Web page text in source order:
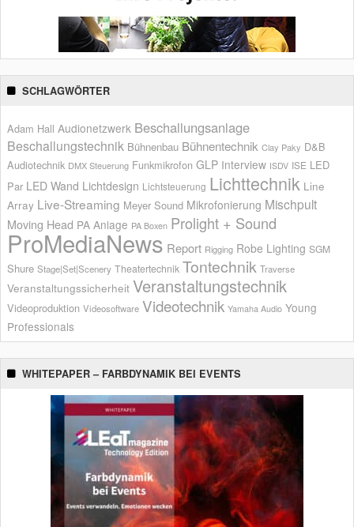
SCHLAGWÖRTER
Adam Hall Audionetzwerk Beschallungsanlage
Beschallungstechnik Bühnenbau Bühnentechnik Clay Paky D&B
Audiotechnik DMX Steuerung Funkmikrofon GLP Interview ISDV ISE LED
Par LED Wand Lichtdesign Lichtsteuerung Lichttechnik Line
Array Live-Streaming Meyer Sound Mikrofonierung Mischpult
Moving Head PA Anlage PA Boxen Prolight + Sound
ProMediaNews Report Rigging Robe Lighting SGM
Shure Stage|Set|Scenery Theatertechnik Tontechnik Traverse
Veranstaltungssicherheit Veranstaltungstechnik
Videoproduktion Videosoftware Videotechnik Yamaha Audio Young
Professionals
WHITEPAPER – FARBDYNAMIK BEI EVENTS